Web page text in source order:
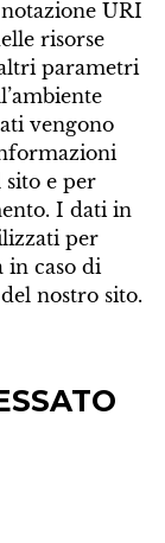
URI
risorse
parametri
vengono
sito e per
I dati in
per
in caso di
nostro sito.